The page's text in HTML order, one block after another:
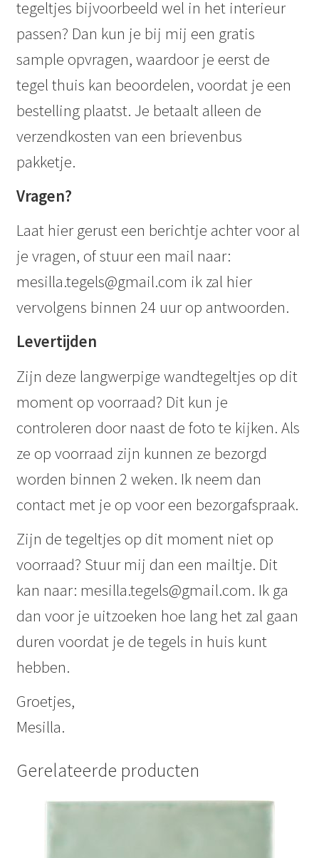
tegeltjes bijvoorbeeld wel in het interieur
passen? Dan kun je bij mij een gratis
sample opvragen, waardoor je eerst de
tegel thuis kan beoordelen, voordat je een
bestelling plaatst. Je betaalt alleen de
verzendkosten van een brievenbus
pakketje.
Vragen?
Laat hier gerust een berichtje achter voor al
je vragen, of stuur een mail naar:
mesilla.tegels@gmail.com ik zal hier
vervolgens binnen 24 uur op antwoorden.
Levertijden
Zijn deze langwerpige wandtegeltjes op dit
moment op voorraad? Dit kun je
controleren door naast de foto te kijken. Als
ze op voorraad zijn kunnen ze bezorgd
worden binnen 2 weken. Ik neem dan
contact met je op voor een bezorgafspraak.
Zijn de tegeltjes op dit moment niet op
voorraad? Stuur mij dan een mailtje. Dit
kan naar: mesilla.tegels@gmail.com. Ik ga
dan voor je uitzoeken hoe lang het zal gaan
duren voordat je de tegels in huis kunt
hebben.
Groetjes,
Mesilla.
Gerelateerde producten